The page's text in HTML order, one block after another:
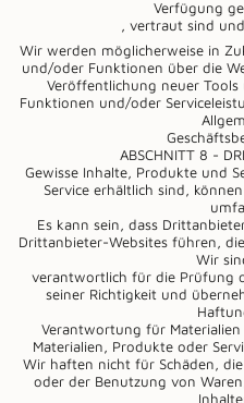
Verfügung
, vertraut sind
Wir werden möglicherweise in
und/oder Funktionen über die
Veröffentlichung neuer Tools
Funktionen und/oder
ABSCHNITT 8 -
Gewisse Inhalte, Produkte und
Service erhältlich sind,
Es kann sein, dass
Drittanbieter-Websites führen,
Wir
verantwortlich für die Prüfung
seiner Richtigkeit und
Verantwortung für
Materialien, Produkte oder
Wir haften nicht für Schäden,
oder der Benutzung von